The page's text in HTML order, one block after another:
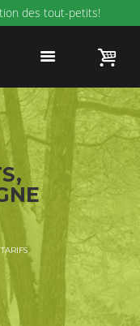
des tout-petits!